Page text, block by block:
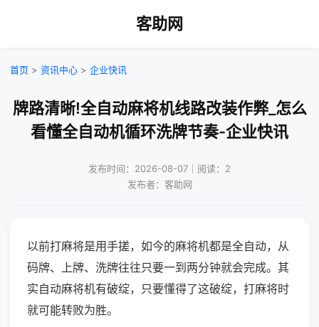
客助网
首页 > 资讯中心 > 企业快讯
牌路清晰!全自动麻将机线路改装作弊_怎么
看懂全自动机循环洗牌节奏-企业快讯
发布时间：2026-08-07｜阅读：2
发布者：客助网
以前打麻将是用手搓，如今的麻将机都是全自动，从
码牌、上牌、洗牌往往只要一到两分钟就会完成。其
实自动麻将机有破绽，只要懂得了这破绽，打麻将时
就可能转败为胜。